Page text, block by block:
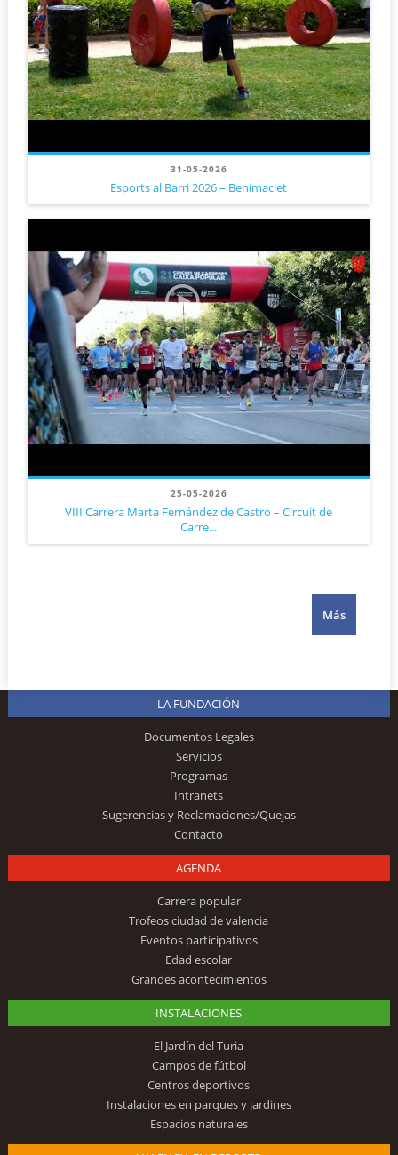
31-05-2026
Esports al Barri 2026 – Benimaclet
25-05-2026
VIII Carrera Marta Fernández de Castro – Circuit de
Carre...
Más
LA FUNDACIÓN
Documentos Legales
Servicios
Programas
Intranets
Sugerencias y Reclamaciones/Quejas
Contacto
AGENDA
Carrera popular
Trofeos ciudad de valencia
Eventos participativos
Edad escolar
Grandes acontecimientos
INSTALACIONES
El Jardín del Turia
Campos de fútbol
Centros deportivos
Instalaciones en parques y jardines
Espacios naturales